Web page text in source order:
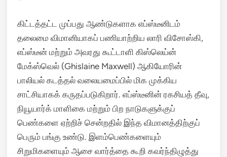
கிட்டத்தட்ட முப்பது ஆண்டுகளாக எப்ஸ்டீனிடம்
தலைமை விமானியாகப் பணியாற்றிய லாரி விசோஸ்கி,
எப்ஸ்டீன் மற்றும் அவரது கூட்டாளி கிஸ்லெய்ன்
மேக்ஸ்வெல் (Ghislaine Maxwell) ஆகியோரின்
பாலியல் கடத்தல் வலையமைப்பில் மிக முக்கிய
சாட்சியாகக் கருதப்படுகிறார். எப்ஸ்டீனின் ரகசியத் தீவு,
நியூயார்க் மாளிகை மற்றும் பிற நாடுகளுக்குப்
பெண்களை ஏற்றிச் சென்றதில் இந்த விமானத்திற்குப்
பெரும் பங்கு உண்டு. இளம்பெண்களையும்
சிறுமிகளையும் ஆசை வார்த்தை கூறி கவர்ந்திழுத்து